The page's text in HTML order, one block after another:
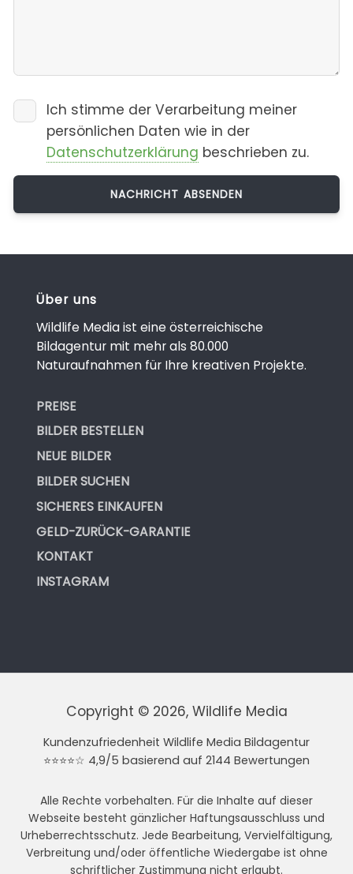
Ich stimme der Verarbeitung meiner
persönlichen Daten wie in der
Datenschutzerklärung beschrieben zu.
Über uns
Wildlife Media ist eine österreichische
Bildagentur mit mehr als 80.000
Naturaufnahmen für Ihre kreativen Projekte.
PREISE
BILDER BESTELLEN
NEUE BILDER
BILDER SUCHEN
SICHERES EINKAUFEN
GELD-ZURÜCK-GARANTIE
KONTAKT
INSTAGRAM
Copyright © 2026, Wildlife Media
Kundenzufriedenheit Wildlife Media Bildagentur
⭐⭐⭐⭐☆ 4,9/5 basierend auf 2144 Bewertungen
Alle Rechte vorbehalten. Für die Inhalte auf dieser
Webseite besteht gänzlicher Haftungsausschluss und
Urheberrechtsschutz. Jede Bearbeitung, Vervielfältigung,
Verbreitung und/oder öffentliche Wiedergabe ist ohne
schriftlicher Zustimmung nicht erlaubt.